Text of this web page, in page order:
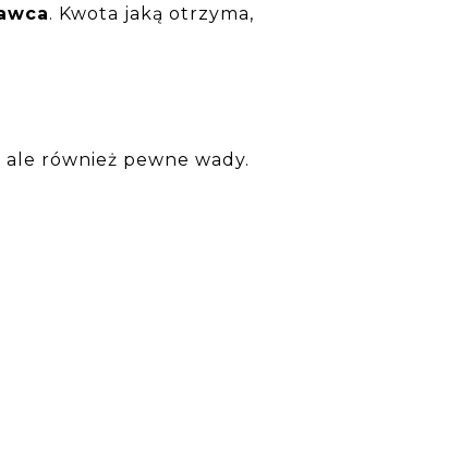
. Kwota jaką otrzyma,
również pewne wady.